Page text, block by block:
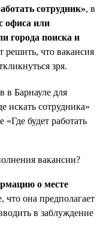
сотрудник», в
офиса или
города поиска и
что вакансия
зря.
в Барнауле для
искать сотрудника»
«Где будет работать
о месте
что она предполагает
в заблуждение